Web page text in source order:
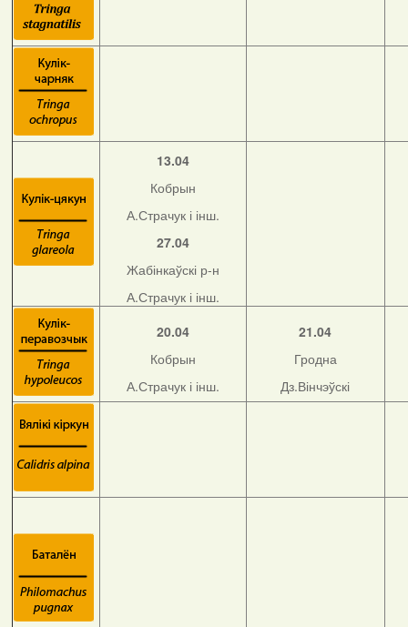
13.04
Кобрын
А.Страчук і інш.
27.04
Жабінкаўскі р-н
А.Страчук і інш.
20.04
Кобрын
А.Страчук і інш.
21.04
Гродна
Дз.Вінчэўскі